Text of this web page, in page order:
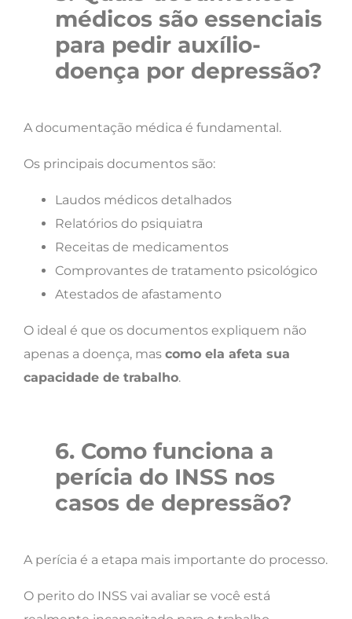
médicos são essenciais
para pedir auxílio-
doença por depressão?
A documentação médica é fundamental.
Os principais documentos são:
Laudos médicos detalhados
Relatórios do psiquiatra
Receitas de medicamentos
Comprovantes de tratamento psicológico
Atestados de afastamento
O ideal é que os documentos expliquem não
apenas a doença, mas como ela afeta sua
capacidade de trabalho.
6. Como funciona a
perícia do INSS nos
casos de depressão?
A perícia é a etapa mais importante do processo.
O perito do INSS vai avaliar se você está